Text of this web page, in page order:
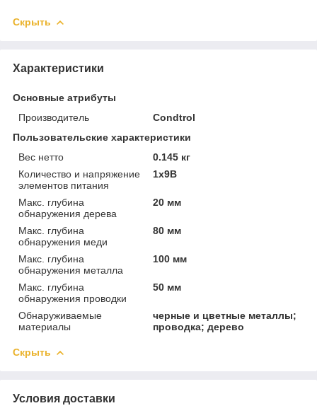
Скрыть
Характеристики
Основные атрибуты
Производитель
Condtrol
Пользовательские характеристики
Вес нетто
0.145 кг
Количество и напряжение
элементов питания
1x9В
Макс. глубина
обнаружения дерева
20 мм
Макс. глубина
обнаружения меди
80 мм
Макс. глубина
обнаружения металла
100 мм
Макс. глубина
обнаружения проводки
50 мм
Обнаруживаемые
материалы
черные и цветные металлы;
проводка; дерево
Скрыть
Условия доставки